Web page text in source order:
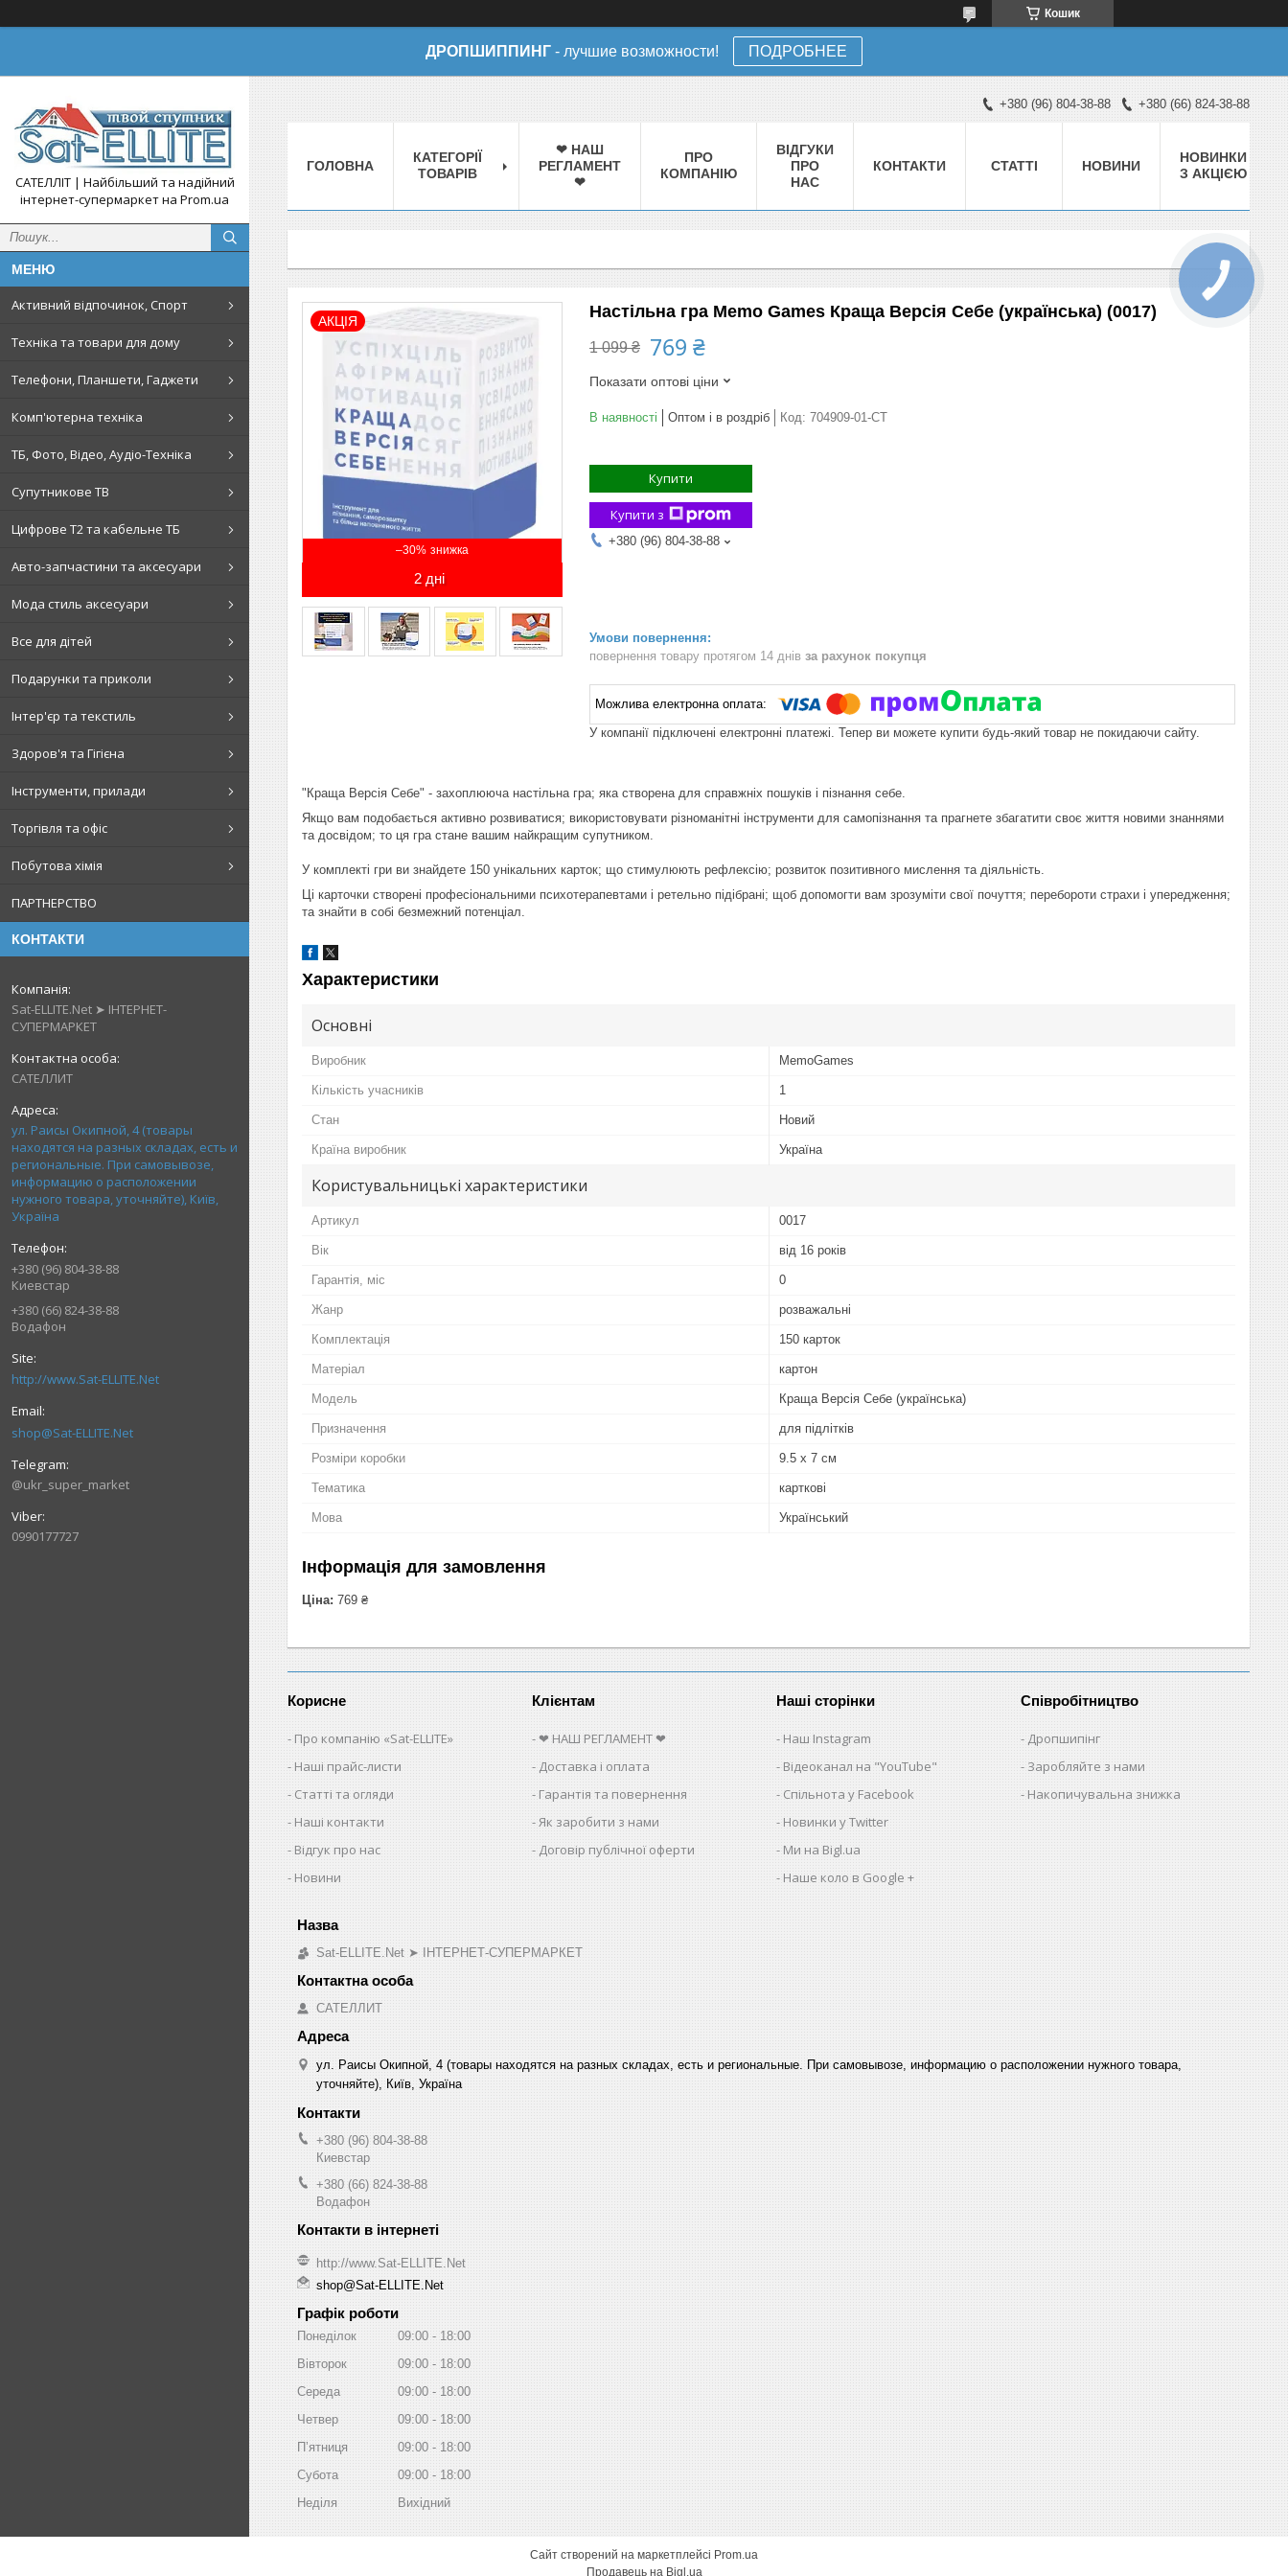
Кошик
ДРОПШИППИНГ - лучшие возможности! ПОДРОБНЕЕ
САТЕЛЛІТ | Найбільший та надійний
інтернет-супермаркет на Prom.ua
Активний відпочинок, Спорт
Техніка та товари для дому
Телефони, Планшети, Гаджети
Комп'ютерна техніка
ТБ, Фото, Відео, Аудіо-Техніка
Супутникове ТВ
Цифрове Т2 та кабельне ТБ
Авто-запчастини та аксесуари
Мода стиль аксесуари
Все для дітей
Подарунки та приколи
Інтер'єр та текстиль
Здоров'я та Гігієна
Інструменти, прилади
Торгівля та офіс
Побутова хімія
ПАРТНЕРСТВО
КОНТАКТИ
Sat-ELLITE.Net ➤ ІНТЕРНЕТ-
СУПЕРМАРКЕТ
САТЕЛЛИТ
ул. Раисы Окипной, 4 (товары
находятся на разных складах, есть и
региональные. При самовывозе,
информацию о расположении
нужного товара, уточняйте), Київ,
Україна
+380 (96) 804-38-88
Киевстар
+380 (66) 824-38-88
Водафон
http://www.Sat-ELLITE.Net
shop@Sat-ELLITE.Net
@ukr_super_market
0990177727
+380 (96) 804-38-88 +380 (66) 824-38-88
ГОЛОВНА
КАТЕГОРІЇ
ТОВАРІВ
❤ НАШ
РЕГЛАМЕНТ
❤
ПРО
КОМПАНІЮ
ВІДГУКИ
ПРО
НАС
КОНТАКТИ СТАТТІ НОВИНИ
НОВИНКИ
З АКЦІЄЮ
–30%
АКЦІЯ
2 дні
Настільна гра Memo Games Краща Версія Себе (українська) (0017)
1 099 ₴ 769 ₴
Показати оптові ціни
В наявності Оптом і в роздріб Код: 704909-01-СТ
Купити
Купити з
+380 (96) 804-38-88
повернення товару протягом 14 днів за рахунок покупця
У компанії підключені електронні платежі. Тепер ви можете купити будь-який товар не покидаючи сайту.
"Краща Версія Себе" - захоплююча настільна гра; яка створена для справжніх пошуків і пізнання себе.
Якщо вам подобається активно розвиватися; використовувати різноманітні інструменти для самопізнання та прагнете збагатити своє життя новими знаннями
та досвідом; то ця гра стане вашим найкращим супутником.
У комплекті гри ви знайдете 150 унікальних карток; що стимулюють рефлексію; розвиток позитивного мислення та діяльність.
Ці карточки створені професіональними психотерапевтами і ретельно підібрані; щоб допомогти вам зрозуміти свої почуття; перебороти страхи і упередження;
та знайти в собі безмежний потенціал.
Характеристики
Основні
Виробник MemoGames
Кількість учасників 1
Стан Новий
Країна виробник Україна
Користувальницькі характеристики
Артикул 0017
Вік від 16 років
Гарантія, міс 0
Жанр розважальні
Комплектація 150 карток
Матеріал картон
Мoдель Краща Версія Себе (українська)
Призначення для підлітків
Розміри коробки 9.5 х 7 см
Тематика карткові
Мова Український
Інформація для замовлення
Ціна: 769 ₴
Корисне
Про компанію «Sat-ELLITE»
Наші прайс-листи
Статті та огляди
Наші контакти
Відгук про нас
Новини
Клієнтам
❤ НАШ РЕГЛАМЕНТ ❤
Доставка і оплата
Гарантія та повернення
Як заробити з нами
Договір публічної оферти
Наші сторінки
Наш Instagram
Відеоканал на "YouTube"
Спільнота у Facebook
Новинки у Twitter
Ми на Bigl.ua
Наше коло в Google +
Співробітництво
Дропшипінг
Заробляйте з нами
Накопичувальна знижка
Sat-ELLITE.Net ➤ ІНТЕРНЕТ-СУПЕРМАРКЕТ
САТЕЛЛИТ
ул. Раисы Окипной, 4 (товары находятся на разных складах, есть и региональные. При самовывозе, информацию о расположении нужного товара,
уточняйте), Київ, Україна
+380 (96) 804-38-88
Киевстар
+380 (66) 824-38-88
Водафон
http://www.Sat-ELLITE.Net
shop@Sat-ELLITE.Net
Графік роботи
Понеділок 09:00
18:00
Вівторок
09:00
18:00
Середа
09:00
18:00
Четвер
09:00
18:00
Пʼятниця
09:00
18:00
Субота
09:00
18:00
Неділя
Вихідний
Сайт створений на маркетплейсі Prom.ua
Продавець на Bigl.ua